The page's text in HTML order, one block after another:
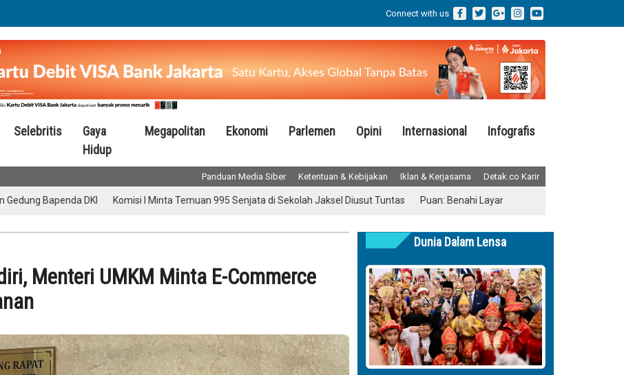
Connect with us
Selebritis
Gaya
Hidup
Megapolitan Ekonomi Parlemen Opini Internasional Infografis
Panduan Media Siber Ketentuan & Kebijakan Iklan & Kerjasama Detak.co Karir
Bapenda DKI Komisi I Minta Temuan 995 Senjata di Sekolah Jaksel Diusut Tuntas Puan: Benahi Layanan Kesehatan Tanpa
Menteri UMKM Minta E-Commerce
Dunia Dalam Lensa